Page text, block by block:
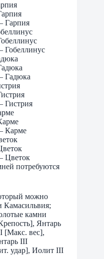
Гарпия
Гобеллинус
Гадюка
Гистрия
Карме
Цветок
потребуются
можно
Камасильвия;
камни
Янтарь
[Макс. вес],
III
удар], Иолит III